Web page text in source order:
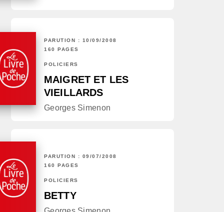
PARUTION : 10/09/2008
160 PAGES
POLICIERS
MAIGRET ET LES
VIEILLARDS
Georges Simenon
PARUTION : 09/07/2008
160 PAGES
POLICIERS
BETTY